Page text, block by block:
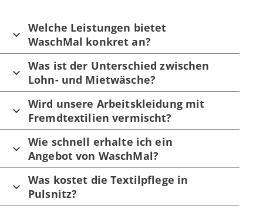
Welche Leistungen bietet
WaschMal konkret an?
Was ist der Unterschied zwischen
Lohn- und Mietwäsche?
Wird unsere Arbeitskleidung mit
Fremdtextilien vermischt?
Wie schnell erhalte ich ein
Angebot von WaschMal?
Was kostet die Textilpflege in
Pulsnitz?